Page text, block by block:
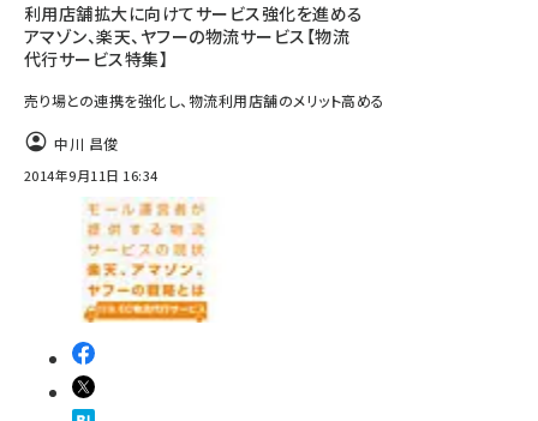
利用店舗拡大に向けてサービス強化を進める
アマゾン、楽天、ヤフーの物流サービス【物流
代行サービス特集】
売り場との連携を強化し、物流利用店舗のメリット高める
中川 昌俊
2014年9月11日 16:34